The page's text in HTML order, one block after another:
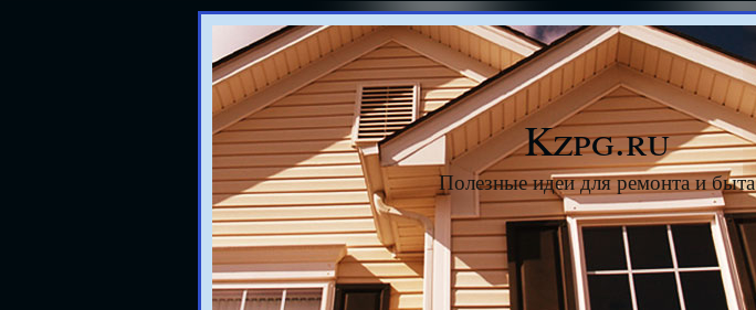
Kzpg.ru
Полезные идеи для ремонта и быта